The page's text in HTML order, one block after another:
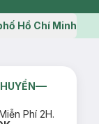
Hồ Chí Minh
Phí 2H.